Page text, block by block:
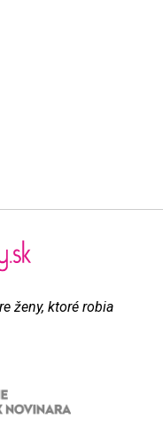
ženy, ktoré robia